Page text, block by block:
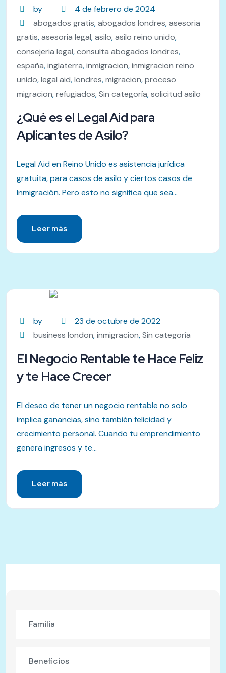
by
4 de febrero de 2024
abogados gratis,abogados londres,asesoria
gratis,asesoria legal,asilo,asilo reino unido,
consejeria legal,consulta abogados londres,
españa,inglaterra,inmigracion,inmigracion reino
unido,legal aid,londres,migracion,proceso
migracion,refugiados,Sin categoría,solicitud asilo
¿Qué es el Legal Aid para
Aplicantes de Asilo?
Legal Aid en Reino Unido es asistencia jurídica
gratuita, para casos de asilo y ciertos casos de
Inmigración. Pero esto no significa que sea...
Leer más
by
23 de octubre de 2022
business london,inmigracion,Sin categoría
El Negocio Rentable te Hace Feliz
y te Hace Crecer
El deseo de tener un negocio rentable no solo
implica ganancias, sino también felicidad y
crecimiento personal. Cuando tu emprendimiento
genera ingresos y te...
Leer más
Familia
Beneficios